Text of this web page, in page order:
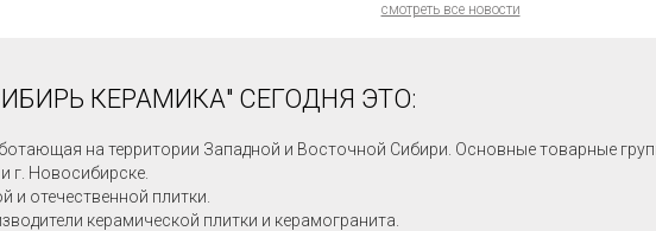
смотреть все новости
КЕРАМИКА" СЕГОДНЯ ЭТО:
на территории Западной и Восточной Сибири. Основные товарные
г. Новосибирске.
и отечественной плитки.
керамической плитки и керамогранита.